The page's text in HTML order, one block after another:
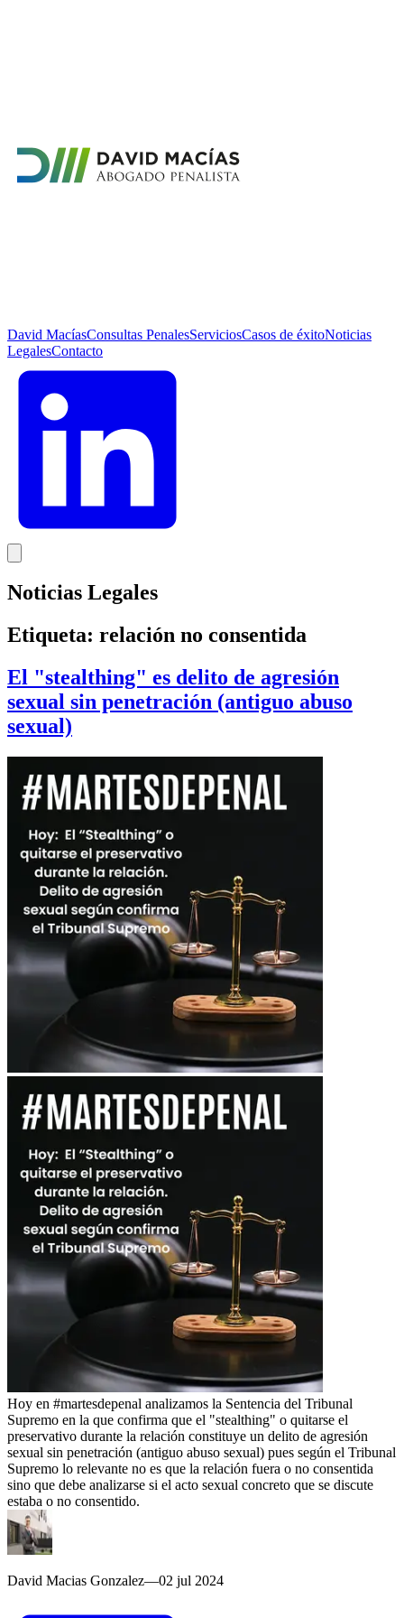
David MacíasConsultas PenalesServiciosCasos de éxitoNoticias
LegalesContacto
Noticias Legales
Etiqueta: relación no consentida
El "stealthing" es delito de agresión
sexual sin penetración (antiguo abuso
sexual)
Hoy en #martesdepenal analizamos la Sentencia del Tribunal
Supremo en la que confirma que el "stealthing" o quitarse el
preservativo durante la relación constituye un delito de agresión
sexual sin penetración (antiguo abuso sexual) pues según el Tribunal
Supremo lo relevante no es que la relación fuera o no consentida
sino que debe analizarse si el acto sexual concreto que se discute
estaba o no consentido.
David Macias Gonzalez—02 jul 2024